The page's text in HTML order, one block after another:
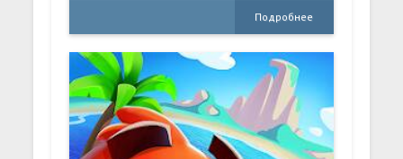
Подробнее